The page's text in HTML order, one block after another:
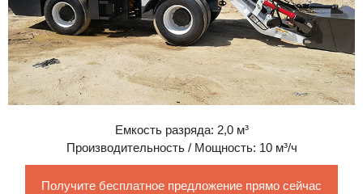
Емкость разряда: 2,0 м³
Производительность / Мощность: 10 м³/ч
Получите бесплатное предложение прямо сейчас